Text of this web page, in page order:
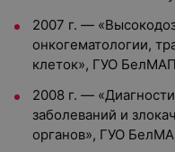
2007 г. —
онкогематологии,
клеток», ГУО
2008 г. —
заболеваний и
органов», ГУО